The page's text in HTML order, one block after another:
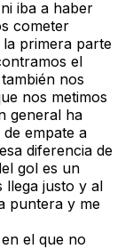
iba a haber
cometer
primera parte
el
nos
nos metimos
general ha
empate a
diferencia de
gol es un
llega justo y al
puntera y me
el que no